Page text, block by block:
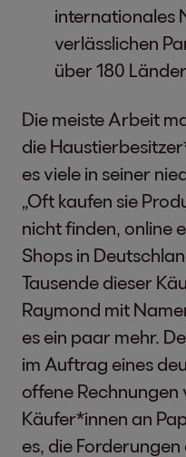
internationales
verlässlichen
über 180
Die meiste Arbeit
die
es viele in seiner
„Oft kaufen sie
nicht finden, online
Shops in
Tausende dieser
Raymond mit
es ein paar mehr.
im Auftrag eines
offene
Käufer*innen an
es, die